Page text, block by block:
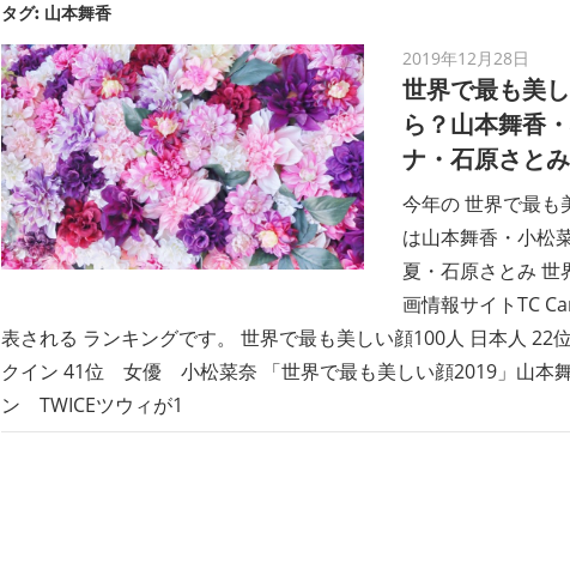
タグ: 山本舞香
2019年12月28日
世界で最も美
ら？山本舞香
ナ・石原さとみ
今年の 世界で最も
は山本舞香・小松
夏・石原さとみ 世
画情報サイトTC
表される ランキングです。 世界で最も美しい顔100人 日本人
クイン 41位 女優 小松菜奈 「世界で最も美しい顔2019」山本
ン TWICEツウィが1